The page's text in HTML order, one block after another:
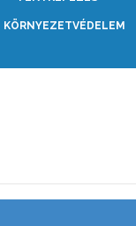
KÖRNYEZETVÉDELEM